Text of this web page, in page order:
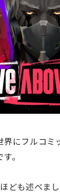
にフルコミ
。
ども述べま